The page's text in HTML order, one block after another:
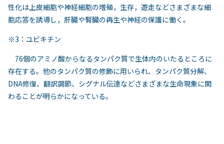
性化は上皮細胞や神経細胞の増殖，生存，遊走などさまざまな細
胞応答を誘導し，肝臓や腎臓の再生や神経の保護に働く。
※3：ユビキチン
76個のアミノ酸からなるタンパク質で生体内のいたるところに
存在する。他のタンパク質の修飾に用いられ、タンパク質分解、
DNA修復、翻訳調節、シグナル伝達などさまざまな生命現象に関
わることが明らかになっている。